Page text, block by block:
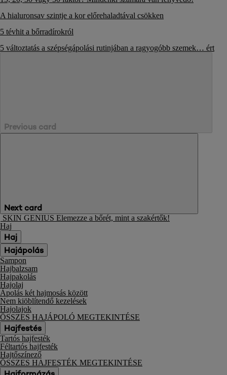
A hialuronsav szintje a kor előrehaladtával csökken
5 tévhit a bőrradírokról
5 változtatás a szépségápolási rutinjában a ragyogóbb szemek… ért
Previous card
Next card
SKIN GENIUS Elemezze a bőrét, mint a szakértők!
Haj
Haj
Hajápolás
Sampon
Hajbalzsam
Hajpakolás
Hajolaj
Ápolás két hajmosás között
Nem kiöblítendő kezelések
Hajolajok
ÖSSZES HAJÁPOLÓ MEGTEKINTÉSE
Hajfestés
Tartós hajfesték
Féltartós hajfesték
Hajtőszínező
ÖSSZES HAJFESTÉK MEGTEKINTÉSE